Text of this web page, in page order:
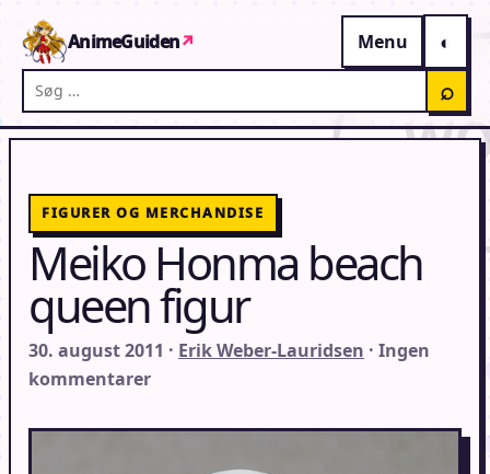
AnimeGuiden↗
Menu
Søg på AnimeGuiden
⌕
FIGURER OG MERCHANDISE
Meiko Honma beach
queen figur
30. august 2011 · Erik Weber-Lauridsen · Ingen
kommentarer